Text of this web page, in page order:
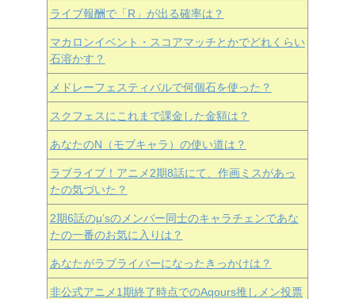
ライブ報酬で「R」が出る確率は？
マカロンイベント・スコアマッチとかでどれくらい
石溶かす？
メドレーフェスティバルで何個石を使った？
スクフェスにこれまで課金した金額は？
あなたのN（モブキャラ）の使い道は？
ラブライブ！アニメ2期8話にて、作画ミスがあっ
たの気づいた？
2期6話のμ’sのメンバー同士のキャラチェンであな
たの一番のお気に入りは？
あなたがラブライバーになったきっかけは？
非公式アニメ1期終了時点でのAqours推しメン投票